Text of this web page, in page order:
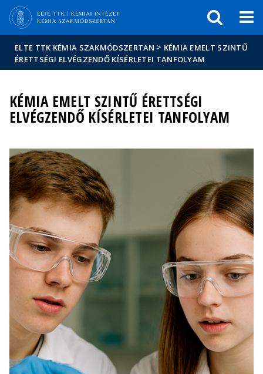
Hírek
Események
ELTE a
sajtóban
ELTE TTK KÉMIA SZAKMÓDSZERTAN > KÉMIA EMELT SZINTŰ
ÉRETTSÉGI ELVÉGZENDŐ KÍSÉRLETEI TANFOLYAM
KÉMIA EMELT SZINTŰ ÉRETTSÉGI
ELVÉGZENDŐ KÍSÉRLETEI TANFOLYAM